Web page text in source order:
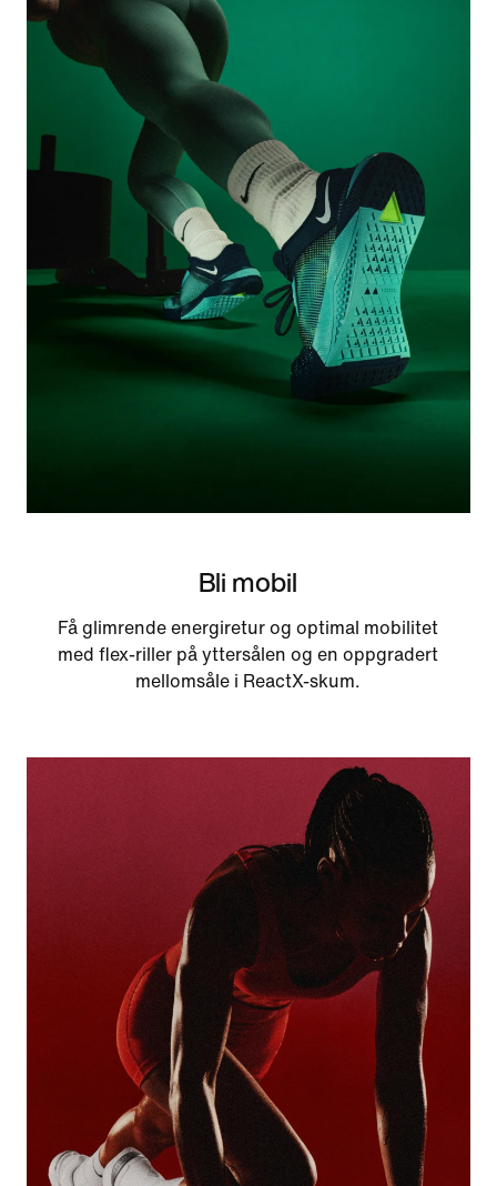
Bli mobil
Få glimrende energiretur og optimal mobilitet
med flex-riller på yttersålen og en oppgradert
mellomsåle i ReactX-skum.